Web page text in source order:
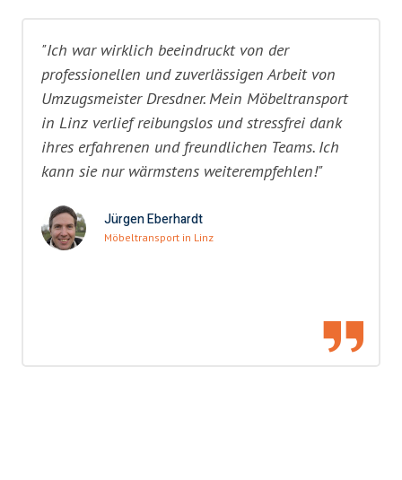
"Ich war wirklich beeindruckt von der
professionellen und zuverlässigen Arbeit von
Umzugsmeister Dresdner. Mein Möbeltransport
in Linz verlief reibungslos und stressfrei dank
ihres erfahrenen und freundlichen Teams. Ich
kann sie nur wärmstens weiterempfehlen!"
Jürgen Eberhardt
Möbeltransport in Linz